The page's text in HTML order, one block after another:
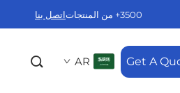
3500+ من المنتجات اتصل بنا
Get A
AR